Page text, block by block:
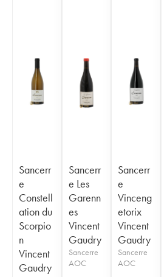
Sancerr
e
Constell
ation du
Scorpio
n
Vincent
Gaudry
Sancerr
e Les
Garenn
es
Vincent
Gaudry
Sancerre
AOC
Sancerr
e
Vinceng
etorix
Vincent
Gaudry
Sancerre
AOC